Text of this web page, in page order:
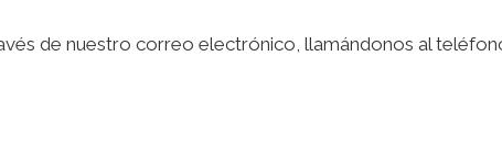
de nuestro correo electrónico, llamándonos al